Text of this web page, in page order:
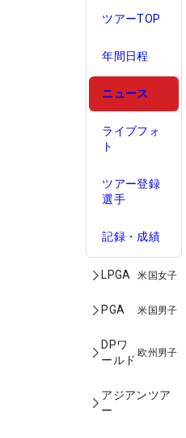
ツアーTOP
年間日程
ニュース
ライブフォ
ト
ツアー登録
選手
記録・成績
LPGA 米国女子
PGA 米国男子
DPワ
ールド
欧州男子
アジアンツア
ー